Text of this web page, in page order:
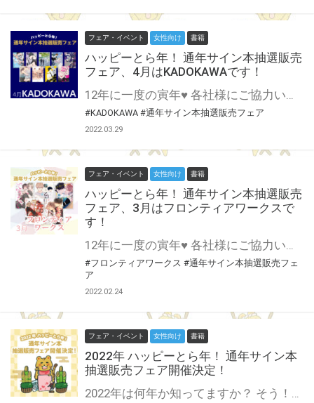
フェア・イベント 女性向け 書籍
ハッピーとら年！ 通年サイン本抽選販売
フェア、4月はKADOKAWAです！
#KADOKAWA #通年サイン本抽選販売フェア
2022.03.29
フェア・イベント 女性向け 書籍
ハッピーとら年！ 通年サイン本抽選販売
フェア、3月はフロンティアワークスで
す！
#フロンティアワークス #通年サイン本抽選販売フェ
ア
2022.02.24
フェア・イベント 女性向け 書籍
2022年 ハッピーとら年！ 通年サイン本
抽選販売フェア開催決定！